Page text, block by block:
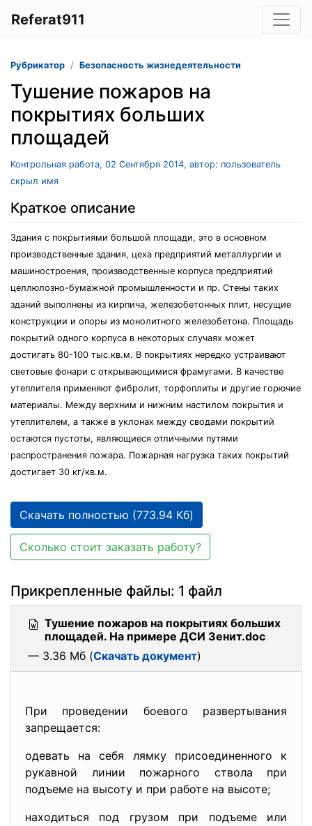
Referat911
Рубрикатор Безопасность жизнедеятельности
Тушение пожаров на
покрытиях больших
площадей
Контрольная работа, 02 Сентября 2014, автор: пользователь
скрыл имя
Краткое описание
Здания с покрытиями большой площади, это в основном
производственные здания, цеха предприятий металлургии и
машиностроения, производственные корпуса предприятий
целлюлозно-бумажной промышленности и пр. Стены таких
зданий выполнены из кирпича, железобетонных плит, несущие
конструкции и опоры из монолитного железобетона. Площадь
покрытий одного корпуса в некоторых случаях может
достигать 80-100 тыс.кв.м. В покрытиях нередко устраивают
световые фонари с открывающимися фрамугами. В качестве
утеплителя применяют фибролит, торфоплиты и другие горючие
материалы. Между верхним и нижним настилом покрытия и
утеплителем, а также в уклонах между сводами покрытий
остаются пустоты, являющиеся отличными путями
распространения пожара. Пожарная нагрузка таких покрытий
достигает 30 кг/кв.м.
Скачать полностью (773.94 Кб)
Сколько стоит заказать работу?
Прикрепленные файлы: 1 файл
Тушение пожаров на покрытиях больших
площадей. На примере ДСИ Зенит.doc
— 3.36 Мб (Скачать документ)
При проведении боевого развертывания
запрещается:
одевать на себя лямку присоединенного к
рукавной линии пожарного ствола при
подъеме на высоту и при работе на высоте;
находиться под грузом при подъеме или